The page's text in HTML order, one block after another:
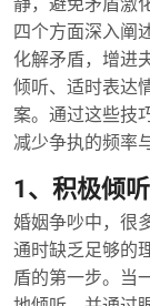
四个方面深入阐
化解矛盾，增进
倾听、适时表达
案。通过这些技
减少争执的频率
1、积极倾
婚姻争吵中，很
通时缺乏足够的
盾的第一步。当